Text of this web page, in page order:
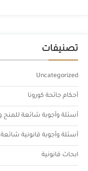
تصنيفات
Uncategorized
أحكام جائحة كورونا
أسئلة وأجوبة شائعة للمنح
أسئلة وأجوبة قانونية شائعة
ابحاث قانونية